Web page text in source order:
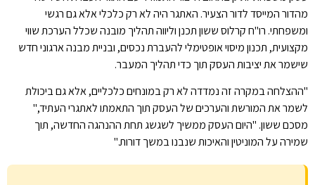
מהדור המייסד לדור הצעיר. האתגר היה לא רק כלכלי אלא גם רגשי
ומשפחתי. רו"ח קרלוס ששון תכנן וליווה תהליך מובנה שכלל הערכת שווי
מקצועית, תכנון מיסוי אופטימלי להעברת נכסים, ובניית מבנה ארגוני חדש
שישמר את יציבות העסק תוך כדי תהליך המעבר.
"ההצלחה במקרה זה נמדדה לא רק במונחים כלכליים, אלא גם ביכולת
לשמר את המורשת והערכים של העסק תוך התאמתו לאתגרי העתיד,"
מסכם ששון. "היום העסק ממשיך לשגשג תחת ההנהגה החדשה, תוך
שמירה על המוניטין והאיכות שנבנו במשך דורות."